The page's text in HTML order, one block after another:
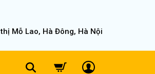
Mỗ Lao, Hà Đông, Hà Nội